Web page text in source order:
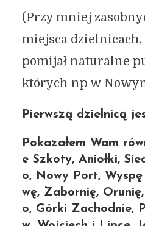
(Przy mniej
miejsca dzielnicach,
pomijał naturalne
których np w
Pierwszą dzielnicą
Pokazałem Wam
e Szkoty, Aniołki,
o, Nowy Port,
wę, Zabornię,
o, Górki Zachodnie,